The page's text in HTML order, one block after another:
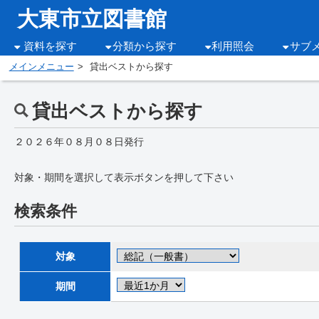
大東市立図書館
資料を探す 分類から探す 利用照会 サブ
メインメニュー 貸出ベストから探す
貸出ベストから探す
２０２６年０８月０８日発行
対象・期間を選択して表示ボタンを押して下さい
検索条件
対象
期間